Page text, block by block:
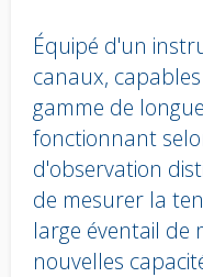
Équipé d'un
canaux,
gamme de
fonctionnant
d'observation
de mesurer la
large éventail de
nouvelles